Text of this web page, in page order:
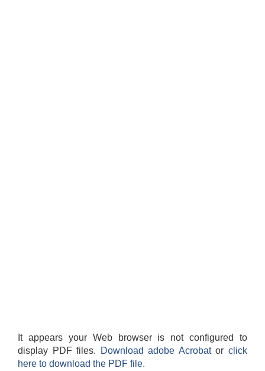
It appears your Web browser is not configured to
display PDF files.
Download adobe Acrobatorclick
here to download the PDF file.